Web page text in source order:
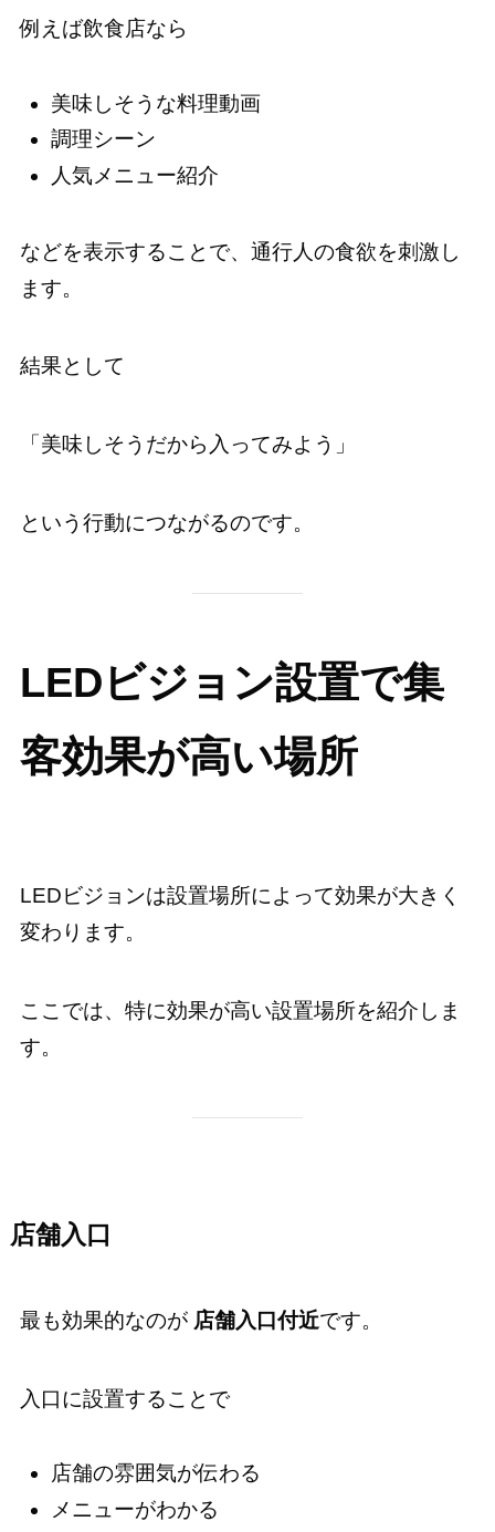
例えば飲食店なら
美味しそうな料理動画
調理シーン
人気メニュー紹介
などを表示することで、通行人の食欲を刺激し
ます。
結果として
「美味しそうだから入ってみよう」
という行動につながるのです。
LEDビジョン設置で集
客効果が高い場所
LEDビジョンは設置場所によって効果が大きく
変わります。
ここでは、特に効果が高い設置場所を紹介しま
す。
店舗入口
最も効果的なのが 店舗入口付近です。
入口に設置することで
店舗の雰囲気が伝わる
メニューがわかる